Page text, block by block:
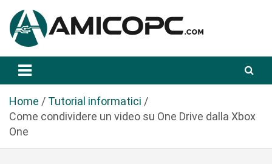
a
Amicopc.com
Home
Tutorial informatici
Come condividere un video su One Drive dalla Xbox
One